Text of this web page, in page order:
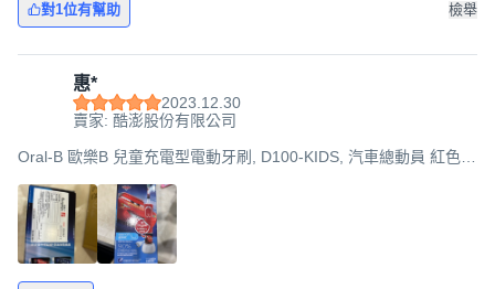
對1位有幫助 檢舉
惠*
2023.12.30
賣家: 酷澎股份有限公司
Oral-B 歐樂B 兒童充電型電動牙刷, D100-KIDS, 汽車總動員 紅色,